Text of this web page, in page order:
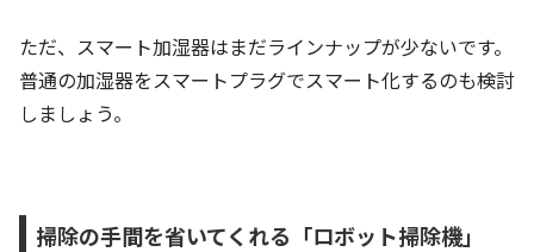
ただ、スマート加湿器はまだラインナップが少ないです。
普通の加湿器をスマートプラグでスマート化するのも検討
しましょう。
掃除の手間を省いてくれる「ロボット掃除機」